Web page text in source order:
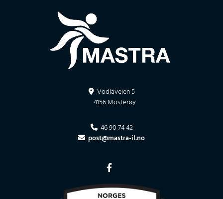
Vodlaveien 5
4156 Mosterøy
46 90 74 42
 post@mastra-il.no